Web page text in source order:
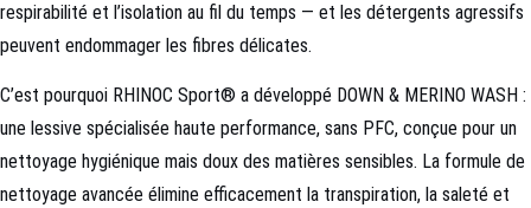
respirabilité et l’isolation au fil du temps — et les détergents agressifs
peuvent endommager les fibres délicates.
C’est pourquoi RHINOC Sport® a développé DOWN & MERINO WASH :
une lessive spécialisée haute performance, sans PFC, conçue pour un
nettoyage hygiénique mais doux des matières sensibles. La formule de
nettoyage avancée élimine efficacement la transpiration, la saleté et